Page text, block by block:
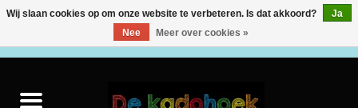
Wij slaan cookies op om onze website te verbeteren. Is dat akkoord?
Ja
Nee
Meer over cookies »